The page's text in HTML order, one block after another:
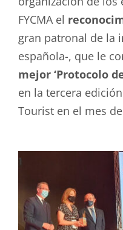
FYCMA el
gran patronal de la
española-, que le
mejor ‘Protocolo
en la tercera
Tourist en el mes